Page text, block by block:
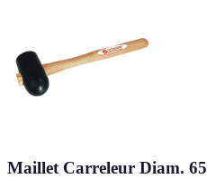
Maillet Carreleur Diam. 65